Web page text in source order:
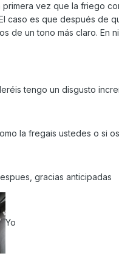
vez que la friego
caso es que después de
de un tono más claro. En
tengo un disgusto
la fregais ustedes o si
gracias anticipadas
Yo